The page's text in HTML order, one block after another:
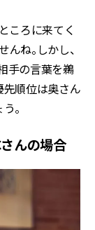
ころに来てく
ね。しかし、
手の言葉を鵜
先順位は奥さん
。
んの場合